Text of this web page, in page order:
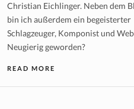
Christian Eichlinger. Neben dem
bin ich außerdem ein begeisterter
Schlagzeuger, Komponist und
Neugierig geworden?
READ MORE